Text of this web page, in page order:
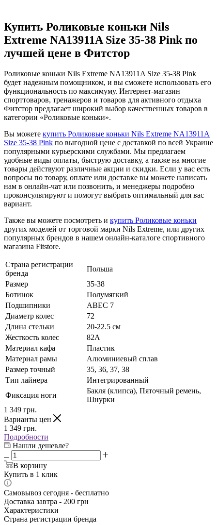
Купить Роликовые коньки Nils
Extreme NA13911A Size 35-38 Pink по
лучшей цене в Фитстор
Роликовые коньки Nils Extreme NA13911A Size 35-38 Pink
будет надежным помощником, и вы сможете использовать его
функциональность по максимуму. Интернет-магазин
спорттоваров, тренажеров и товаров для активного отдыха
Фитстор предлагает широкий выбор качественных товаров в
категории «Роликовые коньки».
Вы можете купить Роликовые коньки Nils Extreme NA13911A
Size 35-38 Pink по выгодной цене с доставкой по всей Украине
популярными курьерскими службами. Мы предлагаем
удобные виды оплаты, быструю доставку, а также на многие
товары действуют различные акции и скидки. Если у вас есть
вопросы по товару, оплате или доставке вы можете написать
нам в онлайн-чат или позвонить, и менеджеры подробно
проконсультируют и помогут выбрать оптимальный для вас
вариант.
Также вы можете посмотреть и купить Роликовые коньки
других моделей от торговой марки Nils Extreme, или других
популярных брендов в нашем онлайн-каталоге спортивного
магазина Fitstore.
Страна регистрации
бренда
Польша
Размер
35-38
Ботинок
Полумягкий
Подшипники
ABEC 7
Диаметр колес
72
Длина стельки
20-22.5 см
Жесткость колес
82А
Материал кафа
Пластик
Материал рамы
Алюминиевый сплав
Размер точный
35, 36, 37, 38
Тип лайнера
Интегрированный
Фиксация ноги
Бакля (клипса), Пяточный ремень,
Шнурки
1 349 грн.
Варианты цен
1 349 грн.
Подробности
Нашли дешевле?
В корзину
Купить в 1 клик
Самовывоз сегодня - бесплатно
Доставка завтра - 200 грн
Характеристики
Страна регистрации бренда